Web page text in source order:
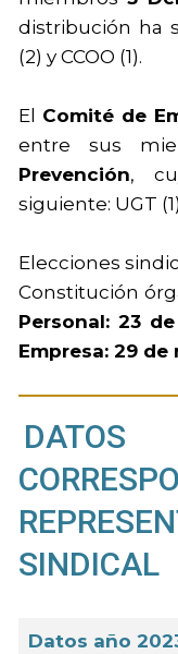
distribución ha
(2) y CCOO (1).
El Comité de
entre sus
Prevención,
siguiente: UGT
Elecciones
Constitución
Personal: 23
Empresa: 29 de
DATOS
SINDICAL
Datos año